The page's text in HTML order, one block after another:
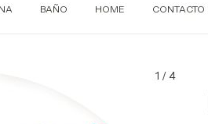
BAÑO HOME CONTACTO
1 /4